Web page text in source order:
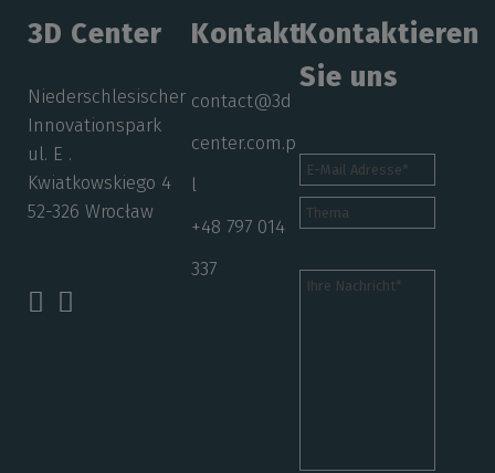
3D Center
Niederschlesischer
Innovationspark
ul. E .
Kwiatkowskiego 4
52-326 Wrocław
Kontakt
contact@3d
center.com.p
l
+48 797 014
337
Kontaktieren
Sie uns